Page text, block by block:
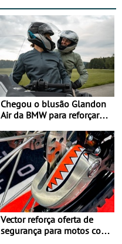
Chegou o blusão Glandon
Air da BMW para reforçar
verão
Vector reforça oferta de
segurança para motos com